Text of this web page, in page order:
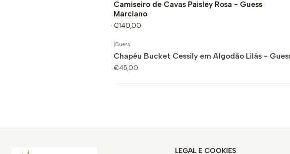
Camiseiro de Cavas Paisley Rosa - Guess
Marciano
€140,00
Chapéu Bucket Cessily em Algodão Lilás - Guess
€45,00
LEGAL E COOKIES